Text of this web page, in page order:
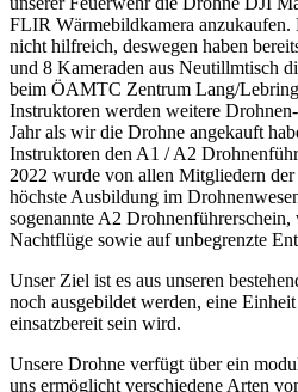
FLIR Wärmebildkamera anzukaufen.
nicht hilfreich, deswegen haben
und 8 Kameraden aus Neutillmtisch
beim ÖAMTC Zentrum Lang/Lebring
Instruktoren werden weitere
Jahr als wir die Drohne angekauft
Instruktoren den A1 / A2
2022 wurde von allen Mitgliedern
höchste Ausbildung im
sogenannte A2 Drohnenführerschein,
Nachtflüge sowie auf unbegrenzte
Unser Ziel ist es aus unseren
noch ausgebildet werden, eine
einsatzbereit sein wird.
Unsere Drohne verfügt über ein
uns ermöglicht verschiedene Arten